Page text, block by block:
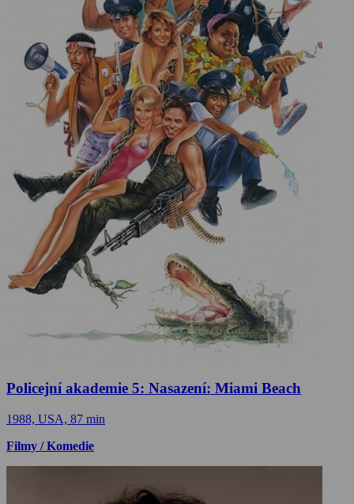
Policejní akademie 5: Nasazení: Miami Beach
1988, USA, 87 min
Filmy / Komedie